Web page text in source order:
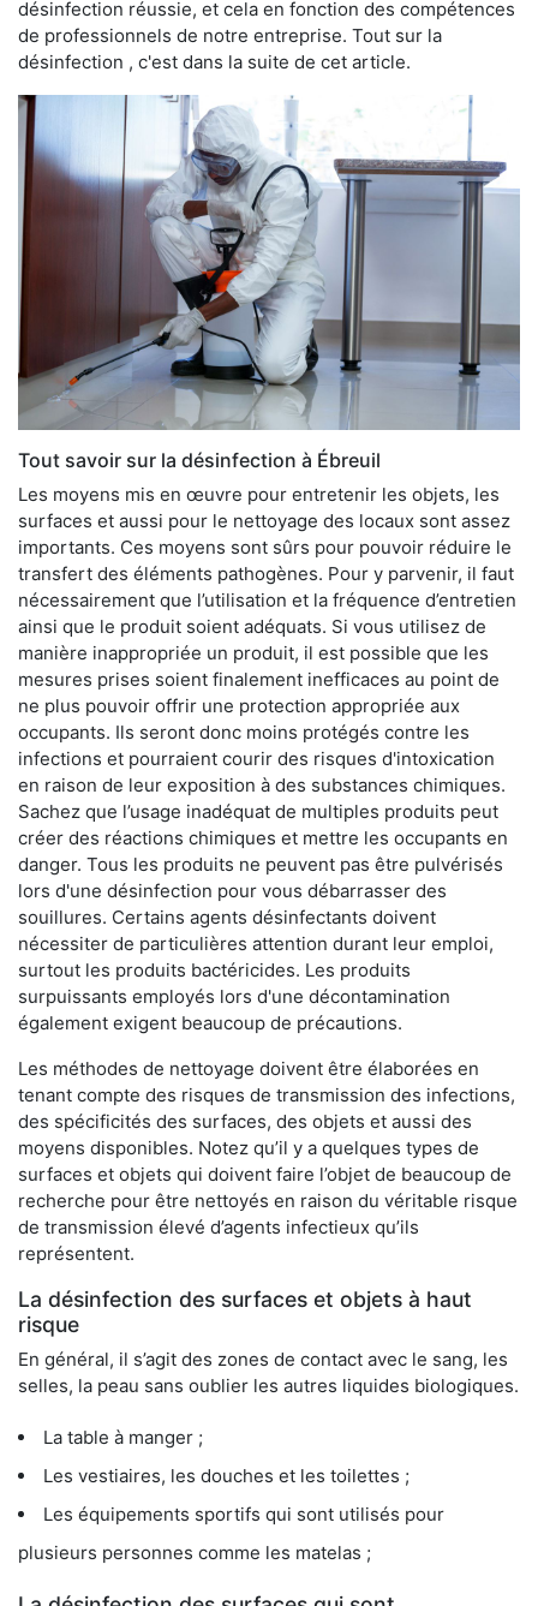
désinfection réussie, et cela en fonction des compétences
de professionnels de notre entreprise. Tout sur la
désinfection , c'est dans la suite de cet article.
Tout savoir sur la désinfection à Ébreuil
Les moyens mis en œuvre pour entretenir les objets, les
surfaces et aussi pour le nettoyage des locaux sont assez
importants. Ces moyens sont sûrs pour pouvoir réduire le
transfert des éléments pathogènes. Pour y parvenir, il faut
nécessairement que l’utilisation et la fréquence d’entretien
ainsi que le produit soient adéquats. Si vous utilisez de
manière inappropriée un produit, il est possible que les
mesures prises soient finalement inefficaces au point de
ne plus pouvoir offrir une protection appropriée aux
occupants. Ils seront donc moins protégés contre les
infections et pourraient courir des risques d'intoxication
en raison de leur exposition à des substances chimiques.
Sachez que l’usage inadéquat de multiples produits peut
créer des réactions chimiques et mettre les occupants en
danger. Tous les produits ne peuvent pas être pulvérisés
lors d'une désinfection pour vous débarrasser des
souillures. Certains agents désinfectants doivent
nécessiter de particulières attention durant leur emploi,
surtout les produits bactéricides. Les produits
surpuissants employés lors d'une décontamination
également exigent beaucoup de précautions.
Les méthodes de nettoyage doivent être élaborées en
tenant compte des risques de transmission des infections,
des spécificités des surfaces, des objets et aussi des
moyens disponibles. Notez qu’il y a quelques types de
surfaces et objets qui doivent faire l’objet de beaucoup de
recherche pour être nettoyés en raison du véritable risque
de transmission élevé d’agents infectieux qu’ils
représentent.
La désinfection des surfaces et objets à haut
risque
En général, il s’agit des zones de contact avec le sang, les
selles, la peau sans oublier les autres liquides biologiques.
La table à manger ;
Les vestiaires, les douches et les toilettes ;
Les équipements sportifs qui sont utilisés pour
plusieurs personnes comme les matelas ;